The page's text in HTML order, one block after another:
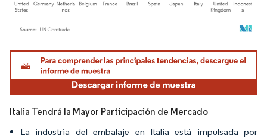
Imagen © Mordor Intelligence. El uso requiere atribución según CC BY 4.0.
Italia Tendrá la Mayor Participación de Mercado
La industria del embalaje en Italia está impulsada por